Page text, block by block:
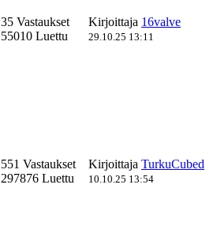
35 Vastaukset
55010 Luettu
Kirjoittaja 16valve
29.10.25 13:11
551 Vastaukset
297876 Luettu
Kirjoittaja TurkuCubed
10.10.25 13:54